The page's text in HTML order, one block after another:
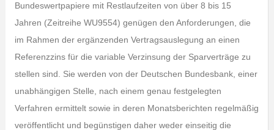
Bundeswertpapiere mit Restlaufzeiten von über 8 bis 15
Jahren (Zeitreihe WU9554) genügen den Anforderungen, die
im Rahmen der ergänzenden Vertragsauslegung an einen
Referenzzins für die variable Verzinsung der Sparverträge zu
stellen sind. Sie werden von der Deutschen Bundesbank, einer
unabhängigen Stelle, nach einem genau festgelegten
Verfahren ermittelt sowie in deren Monatsberichten regelmäßig
veröffentlicht und begünstigen daher weder einseitig die